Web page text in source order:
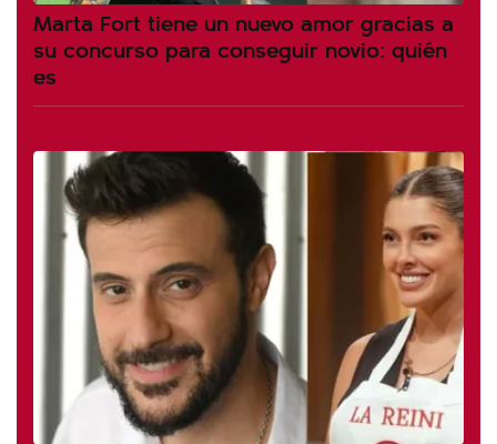
Marta Fort tiene un nuevo amor gracias a
su concurso para conseguir novio: quién
es